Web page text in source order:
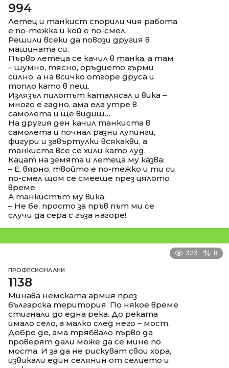
994
Летец и танкист спорили чия работа
е по-тежка и кой е по-смел.
Решили всеки да повози другия в
машината си.
Първо летеца се качил в танка, а там
– шумно, тясно, оръдието гърми
силно, а на всичко отгоре друса и
топло като в пещ.
Излязъл пилотът каталясал и вика –
много е гадно, ама ела утре в
самолета и ще видиш…
На другия ден качил танкиста в
самолета и почнал разни лупинги,
фигури и завъртулки всякакви, а
танкиста все се хили като луд.
Кацат на земята и летеца му казва:
– Е, вярно, твойто е по-тежко и ти си
по-смел щом се смееше през цялото
време.
А танкистът му вика:
– Не бе, просто за пръв път ми се
случи да сера с гъза нагоре!
323 8
ПРОФЕСИОНАЛНИ
1138
Минава немската армия през
българска територия. По някое време
стигнали до една река. До реката
имало село, а малко след него – мост.
Добре де, ама трябвало първо да
проверят дали може да се мине по
моста. И за да не рискуват свои хора,
извикали един селянин от селцето и